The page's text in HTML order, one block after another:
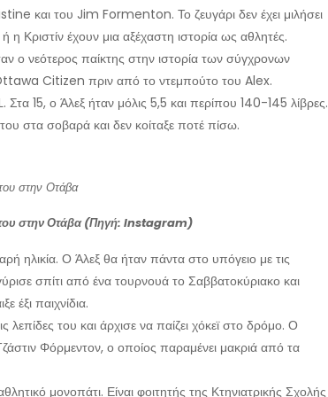
και του Jim Formenton. Το ζευγάρι δεν έχει μιλήσει
Κριστίν έχουν μια αξέχαστη ιστορία ως αθλητές.
ο νεότερος παίκτης στην ιστορία των σύγχρονων
Citizen πριν από το ντεμπούτο του Alex.
15, ο Άλεξ ήταν μόλις 5,5 και περίπου 140-145 λίβρες.
στα σοβαρά και δεν κοίταξε ποτέ πίσω.
του στην Οτάβα (Πηγή: Instagram)
ηλικία. Ο Άλεξ θα ήταν πάντα στο υπόγειο με τις
σπίτι από ένα τουρνουά το Σαββατοκύριακο και
έξι παιχνίδια.
του και άρχισε να παίζει χόκεϊ στο δρόμο. Ο
Φόρμεντον, ο οποίος παραμένει μακριά από τα
αθλητικό μονοπάτι. Είναι φοιτητής της Κτηνιατρικής Σχολής